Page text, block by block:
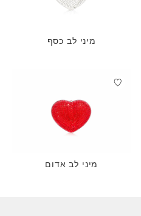
מיני לב כסף
מיני לב אדום